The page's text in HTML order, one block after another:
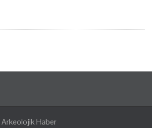
Arkeolojik Haber